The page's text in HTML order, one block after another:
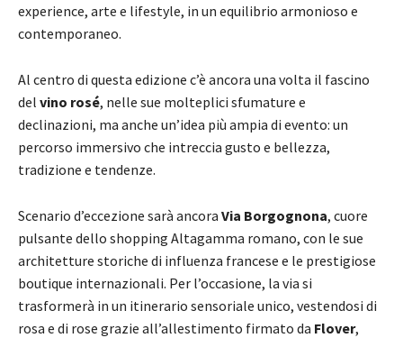
experience, arte e lifestyle, in un equilibrio armonioso e
contemporaneo.
Al centro di questa edizione c’è ancora una volta il fascino
del vino rosé, nelle sue molteplici sfumature e
declinazioni, ma anche un’idea più ampia di evento: un
percorso immersivo che intreccia gusto e bellezza,
tradizione e tendenze.
Scenario d’eccezione sarà ancora Via Borgognona, cuore
pulsante dello shopping Altagamma romano, con le sue
architetture storiche di influenza francese e le prestigiose
boutique internazionali. Per l’occasione, la via si
trasformerà in un itinerario sensoriale unico, vestendosi di
rosa e di rose grazie all’allestimento firmato da Flover,